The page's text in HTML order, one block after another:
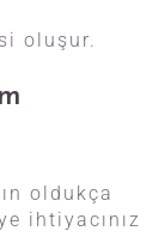
oluşur.
oldukça
ihtiyacınız